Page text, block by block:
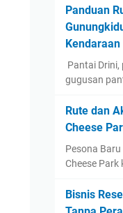
Panduan
Pantai
gugusan
Rute dan
Cheese
Pesona
Cheese Park
Bisnis